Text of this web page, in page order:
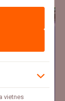
vietnes